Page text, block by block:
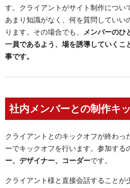
す。クライアントがサイト制作につい
あまり知識がなく、何を質問していい
ります。その場合でも、
メンバーのひ
一員であるよう、場を誘導していくこ
事です。
社内メンバーとの制作キ
クライアントとのキックオフが終わっ
ーでキックオフを行います。参加する
ー、デザイナー、コーダーです。
クライアント様と直接会話することが